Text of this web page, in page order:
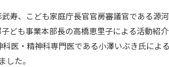
寿、こども家庭庁長官官房審議官である源
ども事業本部長の高橋恵里子による活動紹
医・精神科専門医である小澤いぶき氏によ
した。